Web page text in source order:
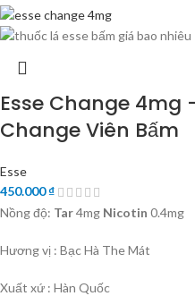
Esse Change 4mg
Change Viên Bấm
Esse
450.000₫
Nồng độ: Tar4mg Nicotin 0.4mg
Hương vị : Bạc Hà The Mát
Xuất xứ : Hàn Quốc